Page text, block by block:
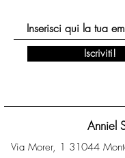
Anniel
Iscriviti!
Via Morer, 1 31044